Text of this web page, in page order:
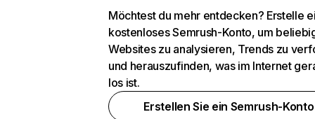
Möchtest du mehr entdecken? Erstelle
kostenloses Semrush-Konto, um
Websites zu analysieren, Trends zu
und herauszufinden, was im Internet
los ist.
Erstellen Sie ein Semrush-Konto